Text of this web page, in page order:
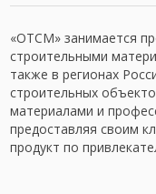
«ОТСМ» занимается
строительными
также в регионах
строительных
материалами и
предоставляя своим
продукт по